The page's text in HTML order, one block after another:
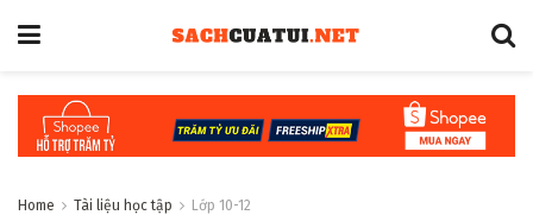
Home Tài liệu học tập Lớp 10-12